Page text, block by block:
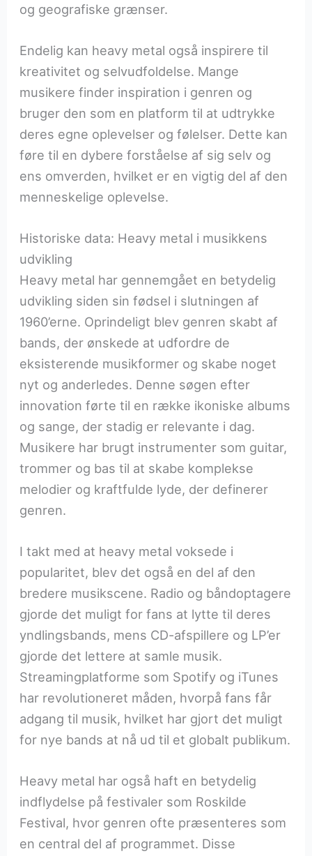
og geografiske grænser.
Endelig kan heavy metal også inspirere til
kreativitet og selvudfoldelse. Mange
musikere finder inspiration i genren og
bruger den som en platform til at udtrykke
deres egne oplevelser og følelser. Dette kan
føre til en dybere forståelse af sig selv og
ens omverden, hvilket er en vigtig del af den
menneskelige oplevelse.
Historiske data: Heavy metal i musikkens
udvikling
Heavy metal har gennemgået en betydelig
udvikling siden sin fødsel i slutningen af
1960’erne. Oprindeligt blev genren skabt af
bands, der ønskede at udfordre de
eksisterende musikformer og skabe noget
nyt og anderledes. Denne søgen efter
innovation førte til en række ikoniske albums
og sange, der stadig er relevante i dag.
Musikere har brugt instrumenter som guitar,
trommer og bas til at skabe komplekse
melodier og kraftfulde lyde, der definerer
genren.
I takt med at heavy metal voksede i
popularitet, blev det også en del af den
bredere musikscene. Radio og båndoptagere
gjorde det muligt for fans at lytte til deres
yndlingsbands, mens CD-afspillere og LP’er
gjorde det lettere at samle musik.
Streamingplatforme som Spotify og iTunes
har revolutioneret måden, hvorpå fans får
adgang til musik, hvilket har gjort det muligt
for nye bands at nå ud til et globalt publikum.
Heavy metal har også haft en betydelig
indflydelse på festivaler som Roskilde
Festival, hvor genren ofte præsenteres som
en central del af programmet. Disse